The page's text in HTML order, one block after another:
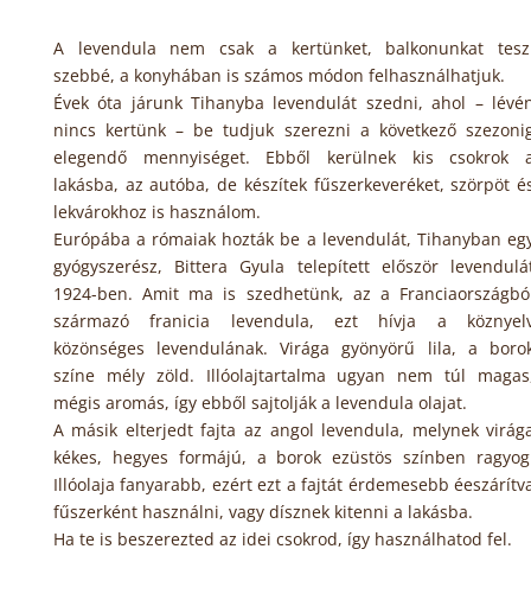
A levendula nem csak a kertünket, balkonunkat
szebbé, a konyhában is számos módon felhasználhatjuk.
Évek óta járunk Tihanyba levendulát szedni, ahol –
nincs kertünk – be tudjuk szerezni a következő
elegendő mennyiséget. Ebből kerülnek kis csokrok
lakásba, az autóba, de készítek fűszerkeveréket, szörpöt
lekvárokhoz is használom.
Európába a rómaiak hozták be a levendulát, Tihanyban
gyógyszerész, Bittera Gyula telepített először
1924-ben. Amit ma is szedhetünk, az a
származó franicia levendula, ezt hívja a
közönséges levendulának. Virága gyönyörű lila, a
színe mély zöld. Illóolajtartalma ugyan nem túl
mégis aromás, így ebből sajtolják a levendula olajat.
A másik elterjedt fajta az angol levendula, melynek
kékes, hegyes formájú, a borok ezüstös színben
Illóolaja fanyarabb, ezért ezt a fajtát érdemesebb
fűszerként használni, vagy dísznek kitenni a lakásba.
Ha te is beszerezted az idei csokrod, így használhatod fel.